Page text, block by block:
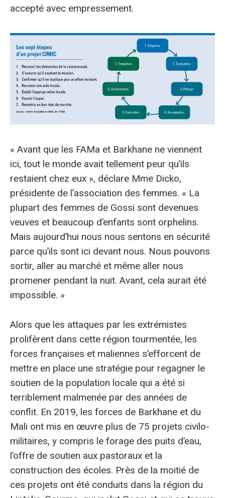
accepté avec empressement.
« Avant que les FAMa et Barkhane ne viennent
ici, tout le monde avait tellement peur qu’ils
restaient chez eux », déclare Mme Dicko,
présidente de l’association des femmes. « La
plupart des femmes de Gossi sont devenues
veuves et beaucoup d’enfants sont orphelins.
Mais aujourd’hui nous nous sentons en sécurité
parce qu’ils sont ici devant nous. Nous pouvons
sortir, aller au marché et même aller nous
promener pendant la nuit. Avant, cela aurait été
impossible. »
Alors que les attaques par les extrémistes
prolifèrent dans cette région tourmentée, les
forces françaises et maliennes s’efforcent de
mettre en place une stratégie pour regagner le
soutien de la population locale qui a été si
terriblement malmenée par des années de
conflit. En 2019, les forces de Barkhane et du
Mali ont mis en œuvre plus de 75 projets civilo-
militaires, y compris le forage des puits d’eau,
l’offre de soutien aux pastoraux et la
construction des écoles. Près de la moitié de
ces projets ont été conduits dans la région du